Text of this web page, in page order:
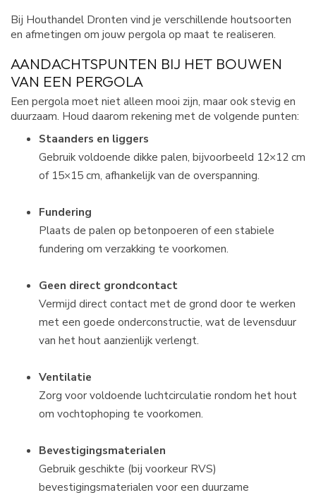
Bij Houthandel Dronten vind je verschillende houtsoorten
en afmetingen om jouw pergola op maat te realiseren.
AANDACHTSPUNTEN BIJ HET BOUWEN
VAN EEN PERGOLA
Een pergola moet niet alleen mooi zijn, maar ook stevig en
duurzaam. Houd daarom rekening met de volgende punten:
Staanders en liggers
Gebruik voldoende dikke palen, bijvoorbeeld 12×12 cm
of 15×15 cm, afhankelijk van de overspanning.
Fundering
Plaats de palen op betonpoeren of een stabiele
fundering om verzakking te voorkomen.
Geen direct grondcontact
Vermijd direct contact met de grond door te werken
met een goede onderconstructie, wat de levensduur
van het hout aanzienlijk verlengt.
Ventilatie
Zorg voor voldoende luchtcirculatie rondom het hout
om vochtophoping te voorkomen.
Bevestigingsmaterialen
Gebruik geschikte (bij voorkeur RVS)
bevestigingsmaterialen voor een duurzame